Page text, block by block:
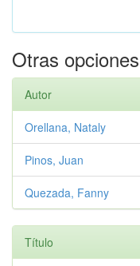
Otras
Autor
Orellana, Nataly
Pinos, Juan
Quezada, Fanny
Título